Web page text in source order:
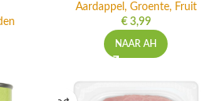
Aardappel, Groente, Fruit
€3,99
NAAR AH